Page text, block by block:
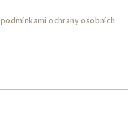
podmínkami ochrany osobních